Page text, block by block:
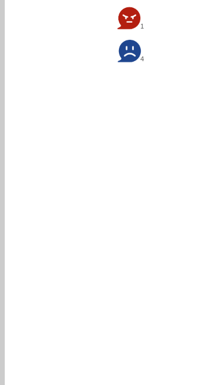
1
4